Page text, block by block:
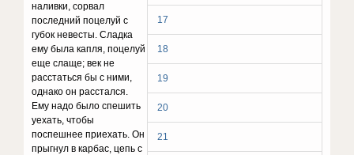
17
18
19
20
21
наливки, сорвал
последний поцелуй с
губок невесты. Сладка
ему была капля, поцелуй
еще слаще; век не
расстаться бы с ними,
однако он расстался.
Ему надо было спешить
уехать, чтобы
поспешнее приехать. Он
прыгнул в карбас, цепь с